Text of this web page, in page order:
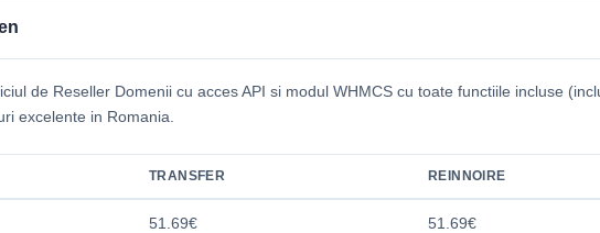
de Reseller Domenii cu acces API si modul WHMCS cu toate functiile incluse
excelente in Romania.
TRANSFER REINNOIRE
51.69€ 51.69€